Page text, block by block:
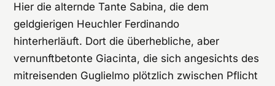
Hier die alternde Tante Sabina, die dem
geldgierigen Heuchler Ferdinando
hinterherläuft. Dort die überhebliche, aber
vernunftbetonte Giacinta, die sich angesichts des
mitreisenden Guglielmo plötzlich zwischen Pflicht